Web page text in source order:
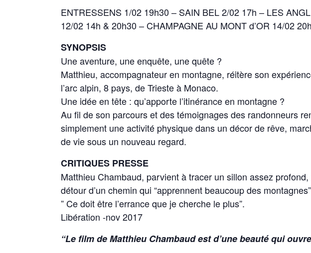
ENTRESSENS 1/02 19h30 – SAIN BEL 2/02 17h – LES
12/02 14h & 20h30 – CHAMPAGNE AU MONT d’OR 14/02
SYNOPSIS
Une aventure, une enquête, une quête ?
Matthieu, accompagnateur en montagne, réitère son
l’arc alpin, 8 pays, de Trieste à Monaco.
Une idée en tête : qu’apporte l’itinérance en montagne ?
Au fil de son parcours et des témoignages des randonneurs
simplement une activité physique dans un décor de rêve,
de vie sous un nouveau regard.
CRITIQUES PRESSE
Matthieu Chambaud, parvient à tracer un sillon assez
détour d’un chemin qui “apprennent beaucoup des
” Ce doit être l’errance que je cherche le plus”.
Libération -nov 2017
“Le film de Matthieu Chambaud est d’une beauté qui